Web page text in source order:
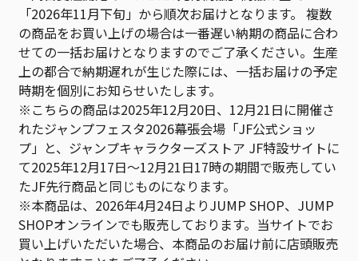
「2026年11月下旬」から順次お届けとなります。 複数
の商品をお買い上げの場合は一番遅い納期の商品に合わ
せての一括お届けとなりますのでご了承ください。生産
上の都合で納期遅れが生じた際には、一括お届けの予定
時期を個別にお知らせいたします。
※こちらの商品は2025年12月20日、12月21日に開催さ
れたジャンプフェスタ2026幕張会場「JF公式ショッ
プ」と、ジャンプキャラクターズストア JF特設サイトに
て2025年12月17日～12月21日17時の期間で販売してい
たJF先行商品と同じものになります。
※本商品は、2026年4月24日よりJUMP SHOP、JUMP
SHOPオンラインでも販売しております。当サイトでお
買い上げいただいた場合、本商品のお届け前に店頭販売